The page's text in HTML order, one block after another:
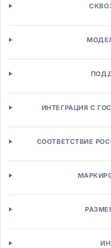
Бюджетирование (CPM)
Консолидация МСФО
Электронные закупки
Электронные аукционы
Производство и логистика
MES-системы
Расширенное
Управление запасами
Управление активами
ИНТЕГРАЦИЯ С
СООТВЕТСТВИЕ